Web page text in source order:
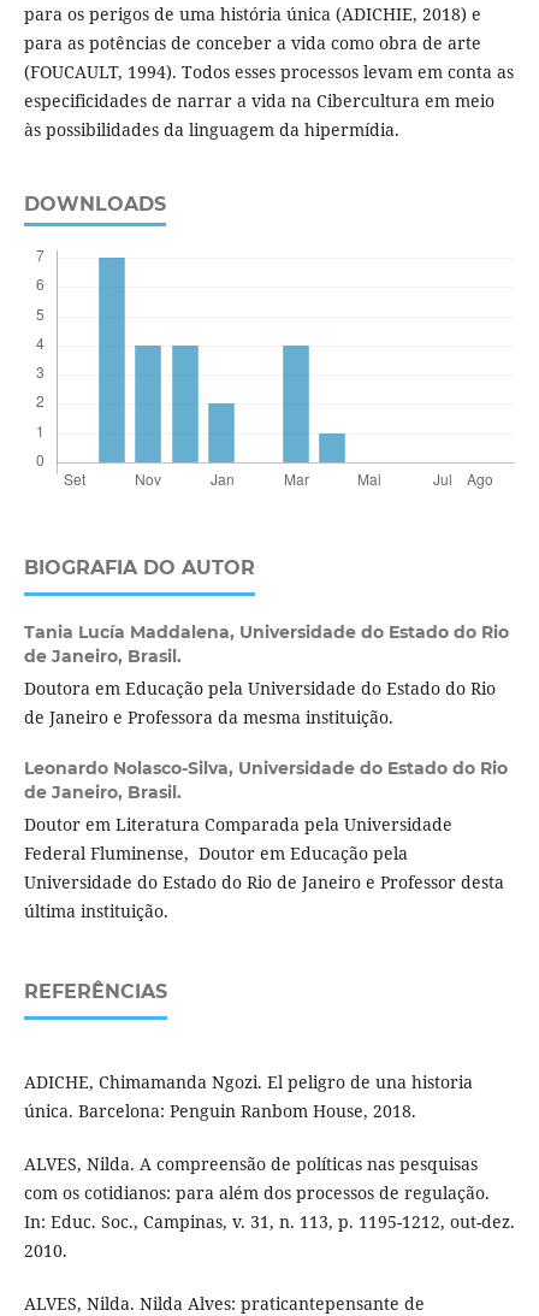
para os perigos de uma história única (ADICHIE, 2018) e
para as potências de conceber a vida como obra de arte
(FOUCAULT, 1994). Todos esses processos levam em conta as
especificidades de narrar a vida na Cibercultura em meio
às possibilidades da linguagem da hipermídia.
DOWNLOADS
BIOGRAFIA DO AUTOR
Tania Lucía Maddalena, Universidade do Estado do Rio
de Janeiro, Brasil.
Doutora em Educação pela Universidade do Estado do Rio
de Janeiro e Professora da mesma instituição.
Leonardo Nolasco-Silva, Universidade do Estado do Rio
de Janeiro, Brasil.
Doutor em Literatura Comparada pela Universidade
Federal Fluminense, Doutor em Educação pela
Universidade do Estado do Rio de Janeiro e Professor desta
última instituição.
REFERÊNCIAS
ADICHE, Chimamanda Ngozi. El peligro de una historia
única. Barcelona: Penguin Ranbom House, 2018.
ALVES, Nilda. A compreensão de políticas nas pesquisas
com os cotidianos: para além dos processos de regulação.
In: Educ. Soc., Campinas, v. 31, n. 113, p. 1195-1212, out-dez.
2010.
ALVES, Nilda. Nilda Alves: praticantepensante de